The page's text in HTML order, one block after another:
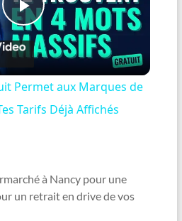
P
l
a
V
Permet aux Marques de
Tarifs Déjà Affichés
à Nancy pour une
un retrait en drive de vos